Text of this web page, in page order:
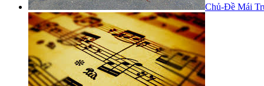
Chủ-Đề Mái